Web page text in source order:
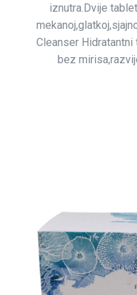
iznutra.Dvije
Cleanser
bez